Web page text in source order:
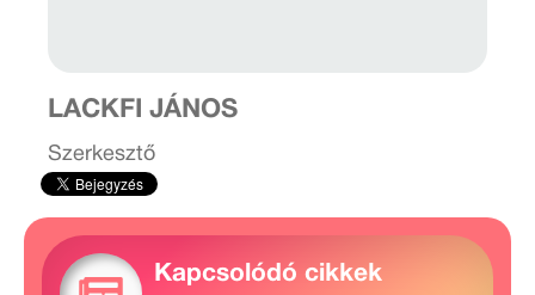
LACKFI JÁNOS
Szerkesztő
Kapcsolódó cikkek